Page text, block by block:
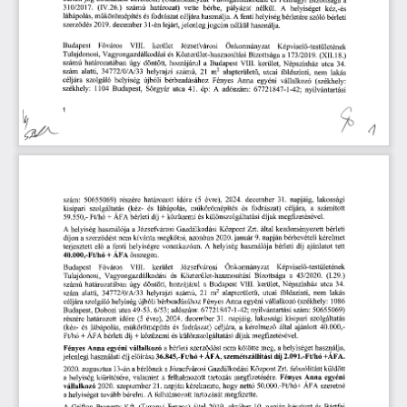
310/2017. (IV.26.) számú határozat) vette bérbe, pályázat nélkül. A helyiséget kézr és
lábápolás, műkörömépítés és fodrászat céljára használja. A fenti helyiség bérletére szóló bérleti
szerződés 2019. december 31-én lejárt, jelenleg jogcím nélkül használja.
Budapest Főváros VIII. kerület Józsefvárosi Önkormányzat Képviselő-testületének
Tulajdonosi, Vagyongazdálkodási és Közterület-hasznosítási Bizottsága a 173/2019.
(XII.18.)
számú határozatában úgy döntött, hozzájárul a Budapest VIII. kerület, Népszínház utca 34.
szám alatti, 34772/0/A/33 helyrajzi számú, 21 m2 alapterület ű, utcai földszinti, nem lakás
céljára szolgáló helyiség újbóli bérbeadásához Fényes Anna egyéni vállalkozó (székhely:
székhely: 1104 Budapest, Sörgyár utca 41. ép: A adószám• 67721847-1-42; nyilvántartási
szám: 50655069) részére határozott időre (5 évre), 2024. december 31. napjáig,
lakossági
kisipari szolgáltatás (kéz- és lábápolás, műkörömépítés és fodrászat) céljára, a számított
59.550,-
Ft/hó + ÁFA bérleti díj + közüzemi és különszolgáltatási díjak megfizetésével.
A helyiség használója a Józsefvárosi Gazdálkodási Központ Zn. által kezdeményezett bérleti
díjon a szerződést nem kívánta megkötni, azonban 2020. január 9. napján bérbevételi kérelmet
terjesztett elő a fenti helyiségre vonatkozóan. A helyiség használója bérleti díj ajánlatot tett
40.000, -Ft/hó + ÁFA összegen.
Budapest
Főváros VIII. kerület Józsefvárosi Önkormányzat Képviselő-testületének
Tulajdonosi,
Vagyongazdálkodási és Közterület-hasznosítási Bizottsága a 43/2020.
(1.29.)
számú határozatában úgy döntött, hozzájárul a Budapest VIII. kerület, Népszínház utca 34.
szám alatti, 34772/0/A/33 helyrajzi számú, 21 m2 alapterület ű, utcai földszinti, nem lakás
céljára szolgáló helyiség újbóli bérbeadásához Fényes Anna egyéni vállalkozó (székhely: 1086
Budapest, Dobozi utca 49-53. 6/53; adószám: 67721847-1-42; nyilvántartási szám: 50655069)
részére határozott időre (5 évre), 2024. december 31. napjáig, lakossági kisipari szolgáltatás
(kéz-
és lábápolás, műkörömépítés és fodrászat) céljára, a kérelmez ő által ajánlott 40.000, -
Ft/hó + ÁFA bérleti díj + közüzemi és különszolgáltatási díjak megfizetésével.
Fényes Anna egyéni vállalkozó a bérleti szerződést nem kötötte meg, a helyiséget használja,
jelenlegi használati díj előírása 36.845, -Ft/hó + ÁFA, szemétszállítási díj 2.091. -Ft/hó +ÁFA.
2020. augusztus 13-án a bérlőnek a Józsefvárosi Gazdálkodási Központ Zrt. felszólítást küldött
a helyiség kiürítésére, valamint a felhalmozott tartozás megfizetésére. Fényes Anna egyéni
vállalkozó 2020. szeptember 21. napján kérelmezte, hogy nettó 50.000. -Ft/hó+ ÁFA szeretné
a helyiséget tovább bérelni. A felhalmozott tartozását megfizette.
A Grifton Property Kft. (Toronyi Ferenc) által 2019. október 10. napján készített és Bártfai